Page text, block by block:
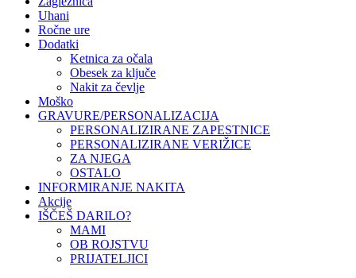
Uhani
Ročne ure
Dodatki
Ketnica za očala
Obesek za ključe
Nakit za čevlje
Moško
GRAVURE/PERSONALIZACIJA
PERSONALIZIRANE ZAPESTNICE
PERSONALIZIRANE VERIŽICE
ZA NJEGA
OSTALO
INFORMIRANJE NAKITA
Akcije
IŠČEŠ DARILO?
MAMI
OB ROJSTVU
PRIJATELJICI